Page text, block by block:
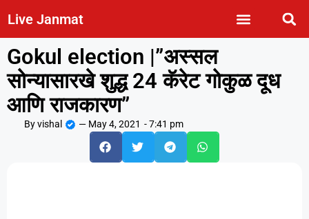
Live Janmat
Gokul election |”अस्सल
सोन्यासारखे शुद्ध 24 कॅरेट गोकुळ दूध
आणि राजकारण”
Byvishal — May 4, 2021 -7:41 pm